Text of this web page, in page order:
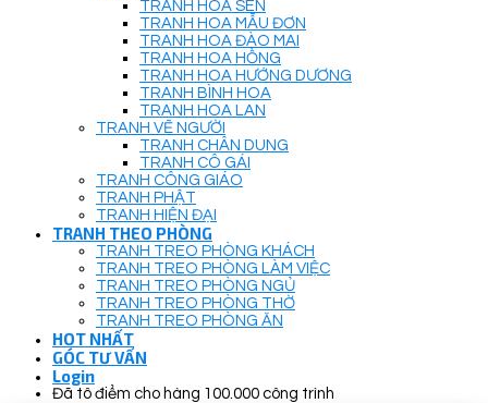
TRANH HOA SEN
TRANH HOA MẪU ĐƠN
TRANH HOA ĐÀO MAI
TRANH HOA HỒNG
TRANH HOA HƯỚNG DƯƠNG
TRANH BÌNH HOA
TRANH HOA LAN
TRANH VẼ NGƯỜI
TRANH CHÂN DUNG
TRANH CÔ GÁI
TRANH CÔNG GIÁO
TRANH PHẬT
TRANH HIỆN ĐẠI
TRANH THEO PHÒNG
TRANH TREO PHÒNG KHÁCH
TRANH TREO PHÒNG LÀM VIỆC
TRANH TREO PHÒNG NGỦ
TRANH TREO PHÒNG THỜ
TRANH TREO PHÒNG ĂN
HOT NHẤT
GÓC TƯ VẤN
Login
Đã tô điểm cho hàng 100.000 công trình